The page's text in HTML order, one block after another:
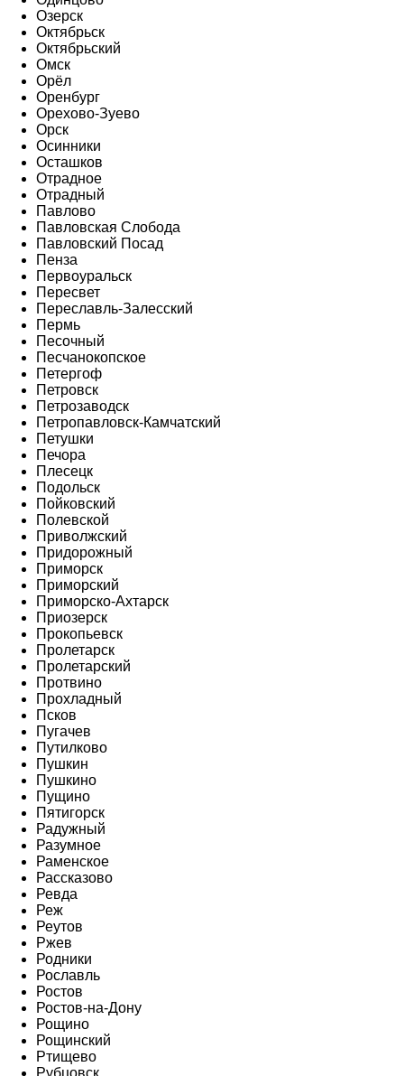
Озерск
Октябрьск
Октябрьский
Омск
Орёл
Оренбург
Орехово-Зуево
Орск
Осинники
Осташков
Отрадное
Отрадный
Павлово
Павловская Слобода
Павловский Посад
Пенза
Первоуральск
Пересвет
Переславль-Залесский
Пермь
Песочный
Песчанокопское
Петергоф
Петровск
Петрозаводск
Петропавловск-Камчатский
Петушки
Печора
Плесецк
Подольск
Пойковский
Полевской
Приволжский
Придорожный
Приморск
Приморский
Приморско-Ахтарск
Приозерск
Прокопьевск
Пролетарск
Пролетарский
Протвино
Прохладный
Псков
Пугачев
Путилково
Пушкин
Пушкино
Пущино
Пятигорск
Радужный
Разумное
Раменское
Рассказово
Ревда
Реж
Реутов
Ржев
Родники
Рославль
Ростов
Ростов-на-Дону
Рощино
Рощинский
Ртищево
Рубцовск